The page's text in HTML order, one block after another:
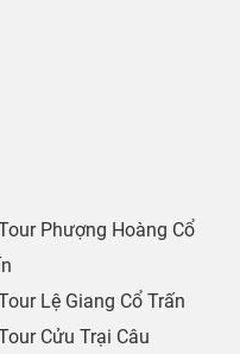
Phượng Hoàng Cổ
Lệ Giang Cổ Trấn
Cửu Trại Câu